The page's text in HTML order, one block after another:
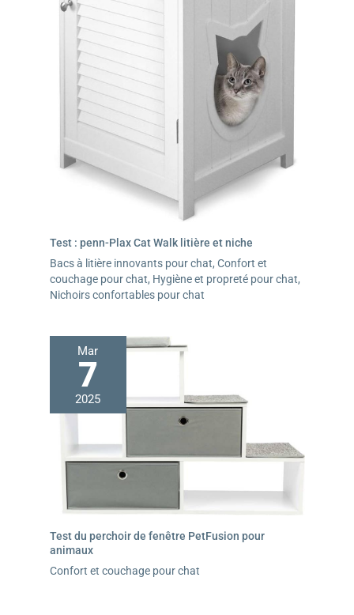
Test : penn-Plax Cat Walk litière et niche
Bacs à litière innovants pour chat, Confort et
couchage pour chat, Hygiène et propreté pour chat,
Nichoirs confortables pour chat
Mar
7
2025
Test du perchoir de fenêtre PetFusion pour
animaux
Confort et couchage pour chat